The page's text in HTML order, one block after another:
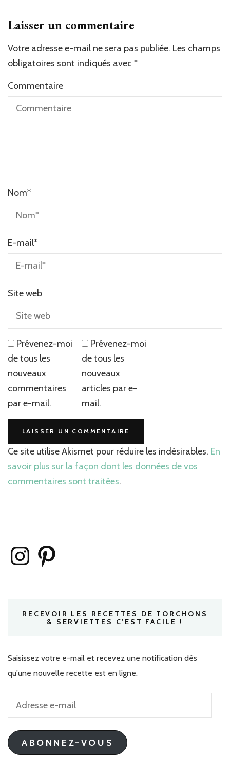
Laisser un commentaire
Votre adresse e-mail ne sera pas publiée. Les champs
obligatoires sont indiqués avec *
Commentaire
Nom*
E-mail*
Site web
Prévenez-moi
de tous les
nouveaux
commentaires
par e-mail.
Prévenez-moi
de tous les
nouveaux
articles par e-
mail.
Ce site utilise Akismet pour réduire les indésirables. En
savoir plus sur la façon dont les données de vos
commentaires sont traitées.
InstagramPinterest
RECEVOIR LES RECETTES DE TORCHONS
& SERVIETTES C'EST FACILE !
Saisissez votre e-mail et recevez une notification dès
qu'une nouvelle recette est en ligne.
Adresse
mail
ABONNEZ-VOUS